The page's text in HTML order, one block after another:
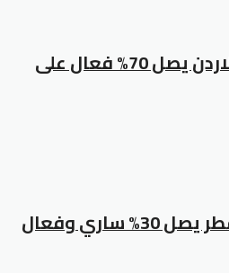
كود خصم ذا اوت نت الاردن يصل 70% فعال على
كود خصم ذا اوت نت قطر يصل 30% ساري وفعال